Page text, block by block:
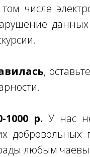
числе
данных
,
р. У нас
любым